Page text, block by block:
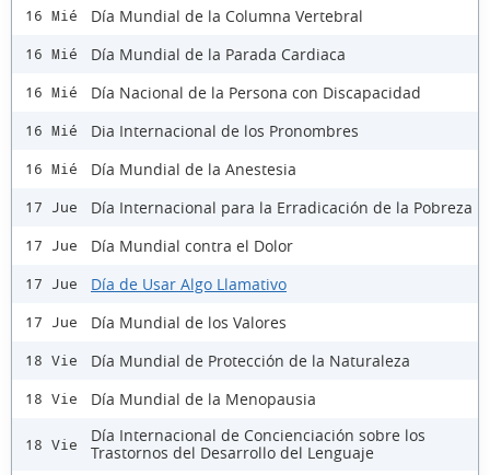
16 Mié Día Mundial de la Columna Vertebral
16 Mié Día Mundial de la Parada Cardiaca
16 Mié Día Nacional de la Persona con Discapacidad
16 Mié Dia Internacional de los Pronombres
16 Mié Día Mundial de la Anestesia
17 Jue Día Internacional para la Erradicación de la Pobreza
17 Jue Día Mundial contra el Dolor
17 Jue Día de Usar Algo Llamativo
17 Jue Día Mundial de los Valores
18 Vie Día Mundial de Protección de la Naturaleza
18 Vie Día Mundial de la Menopausia
18 Vie
Día Internacional de Concienciación sobre los
Trastornos del Desarrollo del Lenguaje